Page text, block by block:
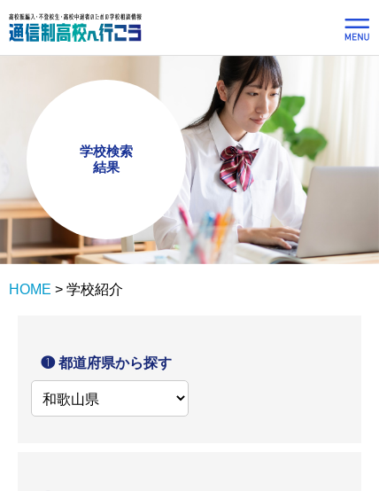
学校検索
結果
HOME > 学校紹介
❶ 都道府県から探す